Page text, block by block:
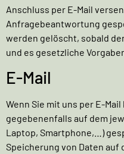
Anschluss per E-Mail
Anfragebeantwortung
werden gelöscht, sobald
und es gesetzliche
E-Mail
Wenn Sie mit uns per E-
gegebenenfalls auf dem
Laptop, Smartphone,…)
Speicherung von Daten auf